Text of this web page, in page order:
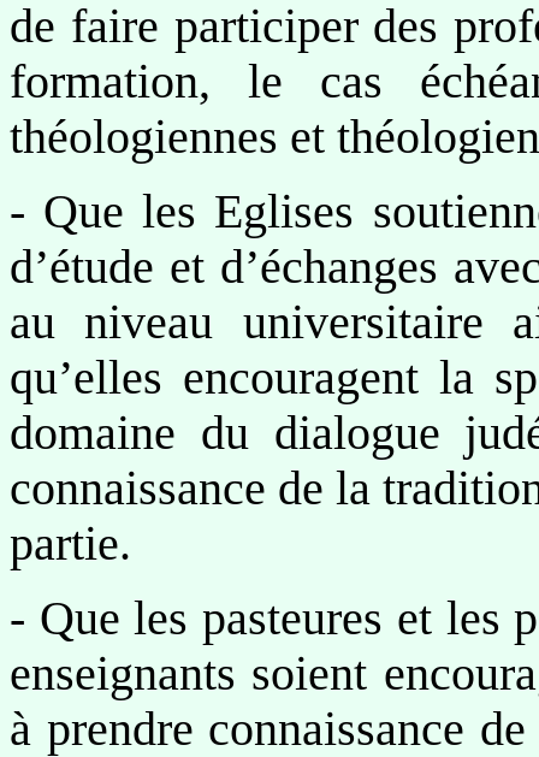
de faire participer des
formation, le cas
théologiennes et
- Que les Eglises
d’étude et d’échanges
au niveau universitaire
qu’elles encouragent la
domaine du dialogue
connaissance de la
partie.
- Que les pasteures et les
enseignants soient
à prendre connaissance